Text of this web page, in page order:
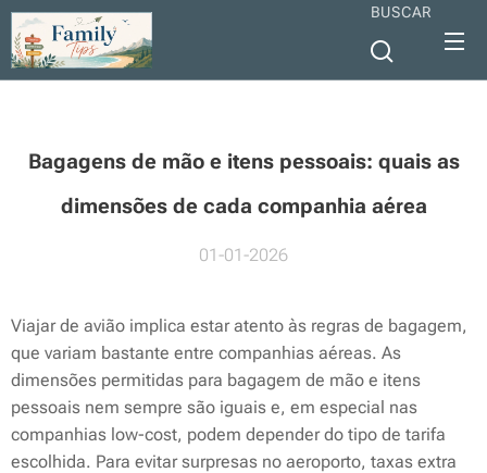
BUSCAR
Bagagens de mão e itens pessoais: quais as
dimensões de cada companhia aérea
01-01-2026
Viajar de avião implica estar atento às regras de bagagem,
que variam bastante entre companhias aéreas. As
dimensões permitidas para bagagem de mão e itens
pessoais nem sempre são iguais e, em especial nas
companhias low-cost, podem depender do tipo de tarifa
escolhida. Para evitar surpresas no aeroporto, taxas extra